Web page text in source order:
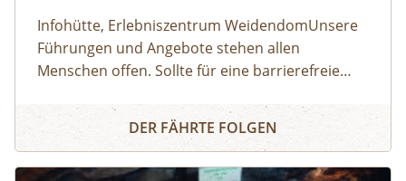
Infohütte, Erlebniszentrum WeidendomUnsere
Führungen und Angebote stehen allen
Menschen offen. Sollte für eine barrierefreie
Unterstützung erforderlich sein, wird um
frühzeitige Kontaktaufnahme gebeten. Für
frei betretbar, betreutes Besucherprogramm zu
folgenden Zeiten) 01.05.2026 - 30.06.2026:
Besucher:innenprogramm Erlebniszentrum Weidendom
DER FÄHRTE FOLGEN